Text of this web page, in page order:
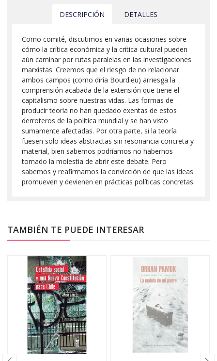
DESCRIPCIÓN DETALLES
Como comité, discutimos en varias ocasiones sobre
cómo la crítica económica y la crítica cultural pueden
aún caminar por rutas paralelas en las investigaciones
marxistas. Creemos que el riesgo de no relacionar
ambos campos (como diría Bourdieu) arriesga la
comprensión acabada de la extensión que tiene el
capitalismo sobre nuestras vidas. Las formas de
producir teoría no han quedado exentas de estos
derroteros de la política mundial y se han visto
sumamente afectadas. Por otra parte, si la teoría
fuesen solo ideas abstractas sin resonancia concreta y
material, bien sabemos podríamos no habernos
tomado la molestia de abrir este debate. Pero
sabemos y reafirmamos la convicción de que las ideas
promueven y devienen en prácticas políticas concretas.
TAMBIÉN TE PUEDE INTERESAR